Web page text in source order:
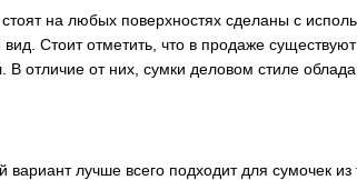
на любых поверхностях сделаны с
Стоит отметить, что в продаже
отличие от них, сумки деловом стиле
лучше всего подходит для сумочек